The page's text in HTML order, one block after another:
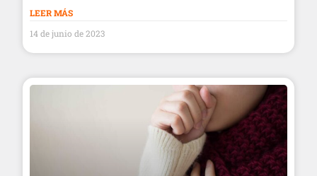
LEER MÁS
14 de junio de 2023